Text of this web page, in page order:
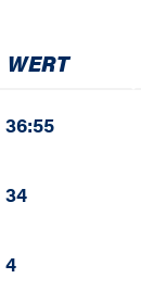
WERT
36:55
34
4